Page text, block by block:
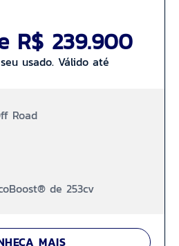
R$ 239.900
usado. Válido até
Road
de 253cv
MAIS